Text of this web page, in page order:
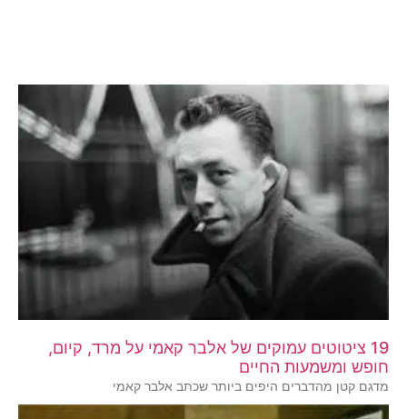
19 ציטוטים עמוקים של אלבר קאמי על מרד, קיום,
חופש ומשמעות החיים
מדגם קטן מהדברים היפים ביותר שכתב אלבר קאמי